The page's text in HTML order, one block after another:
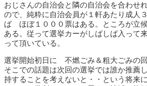
おじさんの自治会と隣の自治会を合わせ
ので、純粋に自治会員が１軒あたり成人
ば ほぼ１０００票はある。ところが立
ある。従って選挙カーがしばしば入って
って頂いている。
選挙開始初日に 不燃ごみ＆粗大ごみの回
そこでの話題は次回の選挙では誰か推薦
持することを考えないと・・という将来